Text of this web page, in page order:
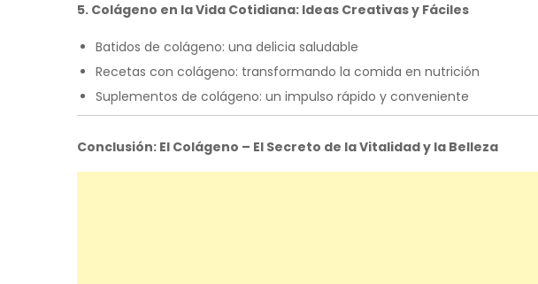
5. Colágeno en la Vida Cotidiana: Ideas Creativas y Fáciles
Batidos de colágeno: una delicia saludable
Recetas con colágeno: transformando la comida en nutrición
Suplementos de colágeno: un impulso rápido y conveniente
Conclusión: El Colágeno – El Secreto de la Vitalidad y la Belleza